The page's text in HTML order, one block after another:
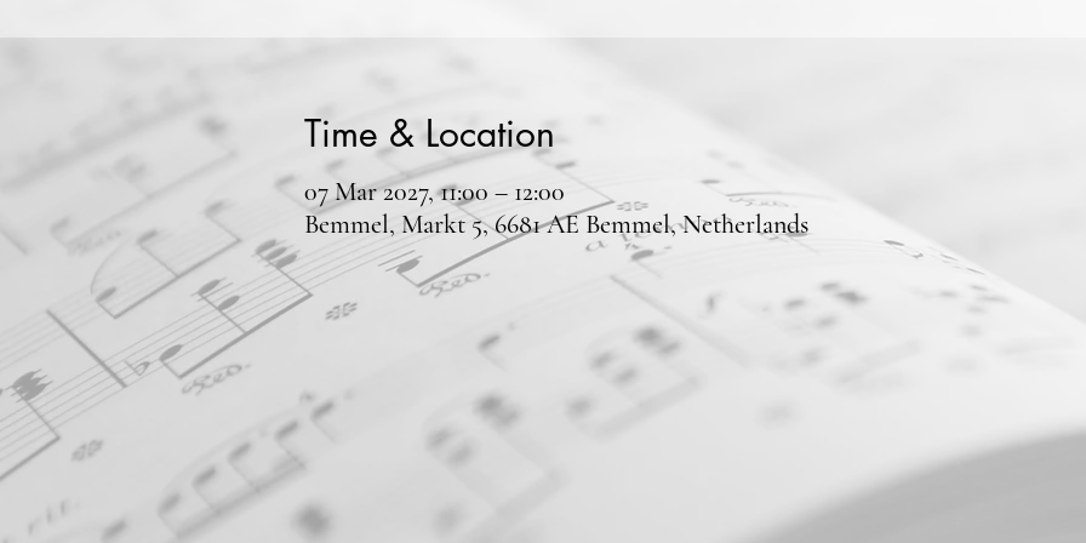
Time & Location
07 Mar 2027, 11:00 – 12:00
Bemmel, Markt 5, 6681 AE Bemmel, Netherlands